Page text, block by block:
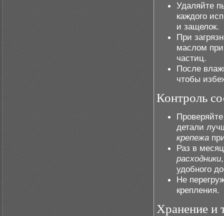
Удаляйте
каждого
и защелок.
При
маслом
частиц.
После
чтобы
Контроль
детали
крепежа
Раз в
расходники
удобного
Не
крепления.
Хранение и